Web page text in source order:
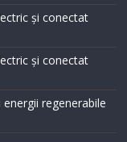
și conectat
și conectat
regenerabile